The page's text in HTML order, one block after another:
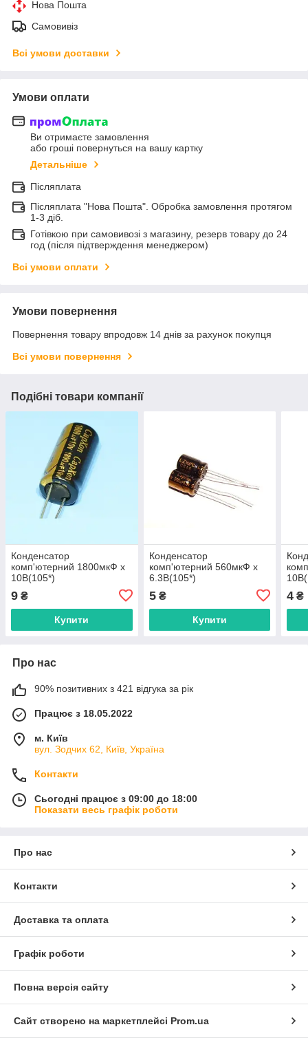
Нова Пошта
Самовивіз
Всі умови доставки
Умови оплати
Ви отримаєте замовлення
або гроші повернуться на вашу картку
Детальніше
Післяплата
Післяплата "Нова Пошта". Обробка замовлення протягом
1-3 діб.
Готівкою при самовивозі з магазину, резерв товару до 24
год (після підтверждення менеджером)
Всі умови оплати
Умови повернення
Повернення товару впродовж 14 днів за рахунок покупця
Всі умови повернення
Подібні товари компанії
Конденсатор
комп'ютерний 1800мкФ х
10В(105*)
9 ₴
Купити
Конденсатор
комп'ютерний 560мкФ х
6.3В(105*)
5₴
Купити
4 ₴
Про нас
90% позитивних з 421 відгука за рік
Працює з 18.05.2022
м. Київ
вул. Зодчих 62, Київ, Україна
Контакти
Сьогодні працює з 09:00 до 18:00
Показати весь графік роботи
Про нас
Контакти
Доставка та оплата
Графік роботи
Повна версія сайту
Сайт створено на маркетплейсі Prom.ua